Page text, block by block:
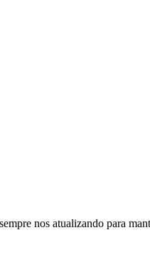
nos atualizando para